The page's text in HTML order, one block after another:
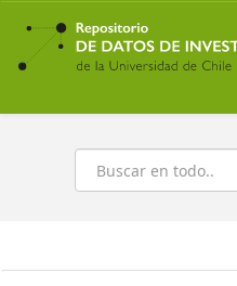
Ir
contenido
principal
Buscar